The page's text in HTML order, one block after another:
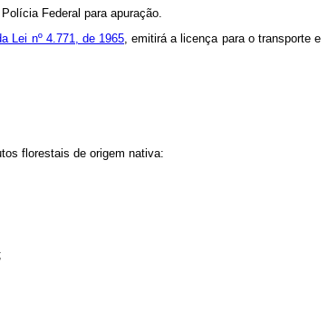
Federal para apuração.
Lei nº 4.771, de 1965 , emitirá a licença para o transporte e
florestais de origem nativa: